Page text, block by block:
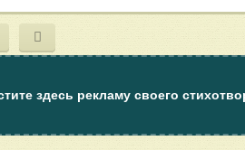
здесь рекламу своего